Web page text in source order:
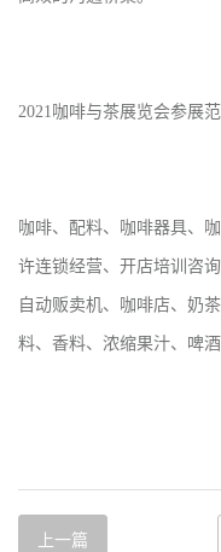
2021咖啡与茶展览会参展范
咖啡、配料、咖啡器具、
许连锁经营、开店培训咨
自动贩卖机、咖啡店、奶
料、香料、浓缩果汁、啤
上一篇